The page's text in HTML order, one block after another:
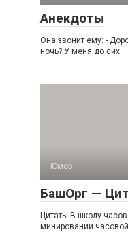
Анекдоты
Она звонит ему: -
ночь? У меня до сих
Юмор
БашОрг —
Цитаты В школу
минировании